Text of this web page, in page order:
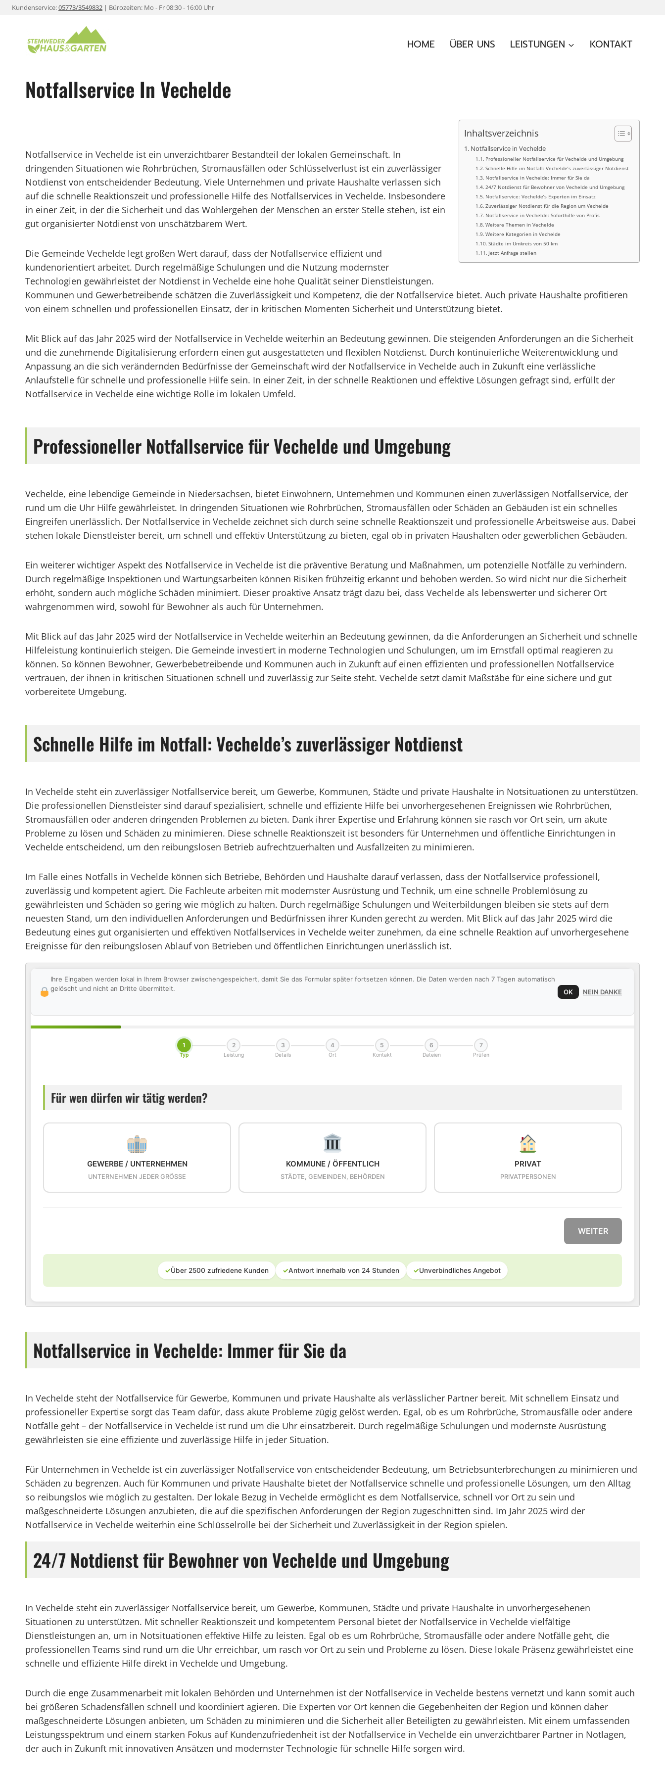
ZumKundenservice:05773/3549832 | Bürozeiten: Mo - Fr 08:30 - 16:00 Uhr
HOME ÜBER UNS LEISTUNGEN KONTAKT
Notfallservice In Vechelde
Inhaltsverzeichnis
Notfallservice in Vechelde
Professioneller Notfallservice für Vechelde und Umgebung
Schnelle Hilfe im Notfall: Vechelde’s zuverlässiger Notdienst
Notfallservice in Vechelde: Immer für Sie da
24/7 Notdienst für Bewohner von Vechelde und Umgebung
Notfallservice: Vechelde’s Experten im Einsatz
Zuverlässiger Notdienst für die Region um Vechelde
Notfallservice in Vechelde: Soforthilfe von Profis
Weitere Themen in Vechelde
Weitere Kategorien in Vechelde
Städte im Umkreis von 50 km
Jetzt Anfrage stellen
Notfallservice in Vechelde ist ein unverzichtbarer Bestandteil der lokalen Gemeinschaft. In
dringenden Situationen wie Rohrbrüchen, Stromausfällen oder Schlüsselverlust ist ein zuverlässiger
Notdienst von entscheidender Bedeutung. Viele Unternehmen und private Haushalte verlassen sich
auf die schnelle Reaktionszeit und professionelle Hilfe des Notfallservices in Vechelde. Insbesondere
in einer Zeit, in der die Sicherheit und das Wohlergehen der Menschen an erster Stelle stehen, ist ein
gut organisierter Notdienst von unschätzbarem Wert.
Die Gemeinde Vechelde legt großen Wert darauf, dass der Notfallservice effizient und
kundenorientiert arbeitet. Durch regelmäßige Schulungen und die Nutzung modernster
Technologien gewährleistet der Notdienst in Vechelde eine hohe Qualität seiner Dienstleistungen.
Kommunen und Gewerbetreibende schätzen die Zuverlässigkeit und Kompetenz, die der Notfallservice bietet. Auch private Haushalte profitieren
von einem schnellen und professionellen Einsatz, der in kritischen Momenten Sicherheit und Unterstützung bietet.
Mit Blick auf das Jahr 2025 wird der Notfallservice in Vechelde weiterhin an Bedeutung gewinnen. Die steigenden Anforderungen an die Sicherheit
und die zunehmende Digitalisierung erfordern einen gut ausgestatteten und flexiblen Notdienst. Durch kontinuierliche Weiterentwicklung und
Anpassung an die sich verändernden Bedürfnisse der Gemeinschaft wird der Notfallservice in Vechelde auch in Zukunft eine verlässliche
Anlaufstelle für schnelle und professionelle Hilfe sein. In einer Zeit, in der schnelle Reaktionen und effektive Lösungen gefragt sind, erfüllt der
Notfallservice in Vechelde eine wichtige Rolle im lokalen Umfeld.
Professioneller Notfallservice für Vechelde und Umgebung
Vechelde, eine lebendige Gemeinde in Niedersachsen, bietet Einwohnern, Unternehmen und Kommunen einen zuverlässigen Notfallservice, der
rund um die Uhr Hilfe gewährleistet. In dringenden Situationen wie Rohrbrüchen, Stromausfällen oder Schäden an Gebäuden ist ein schnelles
Eingreifen unerlässlich. Der Notfallservice in Vechelde zeichnet sich durch seine schnelle Reaktionszeit und professionelle Arbeitsweise aus. Dabei
stehen lokale Dienstleister bereit, um schnell und effektiv Unterstützung zu bieten, egal ob in privaten Haushalten oder gewerblichen Gebäuden.
Ein weiterer wichtiger Aspekt des Notfallservice in Vechelde ist die präventive Beratung und Maßnahmen, um potenzielle Notfälle zu verhindern.
Durch regelmäßige Inspektionen und Wartungsarbeiten können Risiken frühzeitig erkannt und behoben werden. So wird nicht nur die Sicherheit
erhöht, sondern auch mögliche Schäden minimiert. Dieser proaktive Ansatz trägt dazu bei, dass Vechelde als lebenswerter und sicherer Ort
wahrgenommen wird, sowohl für Bewohner als auch für Unternehmen.
Mit Blick auf das Jahr 2025 wird der Notfallservice in Vechelde weiterhin an Bedeutung gewinnen, da die Anforderungen an Sicherheit und schnelle
Hilfeleistung kontinuierlich steigen. Die Gemeinde investiert in moderne Technologien und Schulungen, um im Ernstfall optimal reagieren zu
können. So können Bewohner, Gewerbebetreibende und Kommunen auch in Zukunft auf einen effizienten und professionellen Notfallservice
vertrauen, der ihnen in kritischen Situationen schnell und zuverlässig zur Seite steht. Vechelde setzt damit Maßstäbe für eine sichere und gut
vorbereitete Umgebung.
Schnelle Hilfe im Notfall: Vechelde’s zuverlässiger Notdienst
In Vechelde steht ein zuverlässiger Notfallservice bereit, um Gewerbe, Kommunen, Städte und private Haushalte in Notsituationen zu unterstützen.
Die professionellen Dienstleister sind darauf spezialisiert, schnelle und effiziente Hilfe bei unvorhergesehenen Ereignissen wie Rohrbrüchen,
Stromausfällen oder anderen dringenden Problemen zu bieten. Dank ihrer Expertise und Erfahrung können sie rasch vor Ort sein, um akute
Probleme zu lösen und Schäden zu minimieren. Diese schnelle Reaktionszeit ist besonders für Unternehmen und öffentliche Einrichtungen in
Vechelde entscheidend, um den reibungslosen Betrieb aufrechtzuerhalten und Ausfallzeiten zu minimieren.
Im Falle eines Notfalls in Vechelde können sich Betriebe, Behörden und Haushalte darauf verlassen, dass der Notfallservice professionell,
zuverlässig und kompetent agiert. Die Fachleute arbeiten mit modernster Ausrüstung und Technik, um eine schnelle Problemlösung zu
gewährleisten und Schäden so gering wie möglich zu halten. Durch regelmäßige Schulungen und Weiterbildungen bleiben sie stets auf dem
neuesten Stand, um den individuellen Anforderungen und Bedürfnissen ihrer Kunden gerecht zu werden. Mit Blick auf das Jahr 2025 wird die
Bedeutung eines gut organisierten und effektiven Notfallservices in Vechelde weiter zunehmen, da eine schnelle Reaktion auf unvorhergesehene
Ereignisse für den reibungslosen Ablauf von Betrieben und öffentlichen Einrichtungen unerlässlich ist.
Ihre Eingaben werden lokal in Ihrem Browser zwischengespeichert, damit Sie das Formular später fortsetzen können. Die Daten werden nach 7 Tagen automatisch
gelöscht und nicht an Dritte übermittelt.
OK NEIN DANKE
1
Typ
2
Leistung
3
Details
4
Ort
5
Kontakt
6
Dateien
7
Prüfen
Für wen dürfen wir tätig werden?
GEWERBE / UNTERNEHMEN
UNTERNEHMEN JEDER GRÖSSE
KOMMUNE / ÖFFENTLICH
STÄDTE, GEMEINDEN, BEHÖRDEN
PRIVAT
PRIVATPERSONEN
WEITER
✓Über 2500 zufriedene Kunden ✓Antwort innerhalb von 24 Stunden ✓Unverbindliches Angebot
Notfallservice in Vechelde: Immer für Sie da
In Vechelde steht der Notfallservice für Gewerbe, Kommunen und private Haushalte als verlässlicher Partner bereit. Mit schnellem Einsatz und
professioneller Expertise sorgt das Team dafür, dass akute Probleme zügig gelöst werden. Egal, ob es um Rohrbrüche, Stromausfälle oder andere
Notfälle geht – der Notfallservice in Vechelde ist rund um die Uhr einsatzbereit. Durch regelmäßige Schulungen und modernste Ausrüstung
gewährleisten sie eine effiziente und zuverlässige Hilfe in jeder Situation.
Für Unternehmen in Vechelde ist ein zuverlässiger Notfallservice von entscheidender Bedeutung, um Betriebsunterbrechungen zu minimieren und
Schäden zu begrenzen. Auch für Kommunen und private Haushalte bietet der Notfallservice schnelle und professionelle Lösungen, um den Alltag
so reibungslos wie möglich zu gestalten. Der lokale Bezug in Vechelde ermöglicht es dem Notfallservice, schnell vor Ort zu sein und
maßgeschneiderte Lösungen anzubieten, die auf die spezifischen Anforderungen der Region zugeschnitten sind. Im Jahr 2025 wird der
Notfallservice in Vechelde weiterhin eine Schlüsselrolle bei der Sicherheit und Zuverlässigkeit in der Region spielen.
24/7 Notdienst für Bewohner von Vechelde und Umgebung
In Vechelde steht ein zuverlässiger Notfallservice bereit, um Gewerbe, Kommunen, Städte und private Haushalte in unvorhergesehenen
Situationen zu unterstützen. Mit schneller Reaktionszeit und kompetentem Personal bietet der Notfallservice in Vechelde vielfältige
Dienstleistungen an, um in Notsituationen effektive Hilfe zu leisten. Egal ob es um Rohrbrüche, Stromausfälle oder andere Notfälle geht, die
professionellen Teams sind rund um die Uhr erreichbar, um rasch vor Ort zu sein und Probleme zu lösen. Diese lokale Präsenz gewährleistet eine
schnelle und effiziente Hilfe direkt in Vechelde und Umgebung.
Durch die enge Zusammenarbeit mit lokalen Behörden und Unternehmen ist der Notfallservice in Vechelde bestens vernetzt und kann somit auch
bei größeren Schadensfällen schnell und koordiniert agieren. Die Experten vor Ort kennen die Gegebenheiten der Region und können daher
maßgeschneiderte Lösungen anbieten, um Schäden zu minimieren und die Sicherheit aller Beteiligten zu gewährleisten. Mit einem umfassenden
Leistungsspektrum und einem starken Fokus auf Kundenzufriedenheit ist der Notfallservice in Vechelde ein unverzichtbarer Partner in Notlagen,
der auch in Zukunft mit innovativen Ansätzen und modernster Technologie für schnelle Hilfe sorgen wird.